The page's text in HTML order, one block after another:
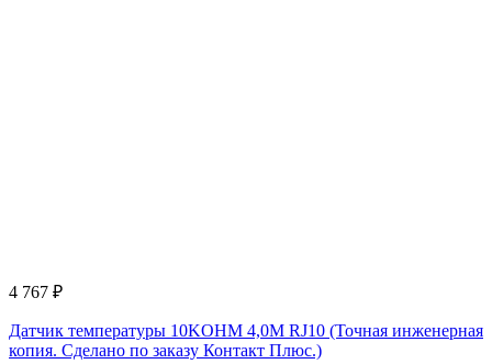
4 767 ₽
Датчик температуры 10KOHM 4,0M RJ10 (Точная инженерная
копия. Cделано по заказу Контакт Плюс.)